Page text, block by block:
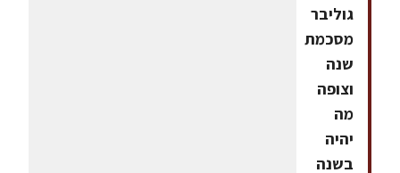
גוליבר
מסכמת
שנה
וצופה
מה
יהיה
בשנה